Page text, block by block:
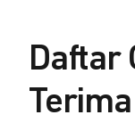
Daftar